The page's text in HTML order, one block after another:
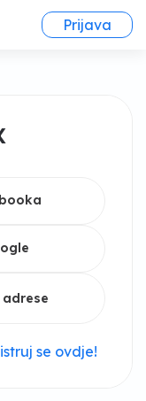
Prijava
se ovdje!